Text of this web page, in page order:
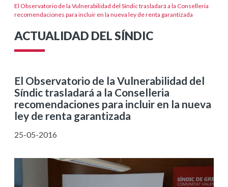
El Observatorio de la Vulnerabilidad del Síndic trasladará a la Conselleria
recomendaciones para incluir en la nueva ley de renta garantizada
ACTUALIDAD DEL SÍNDIC
El Observatorio de la Vulnerabilidad del
Síndic trasladará a la Conselleria
recomendaciones para incluir en la nueva
ley de renta garantizada
25-05-2016